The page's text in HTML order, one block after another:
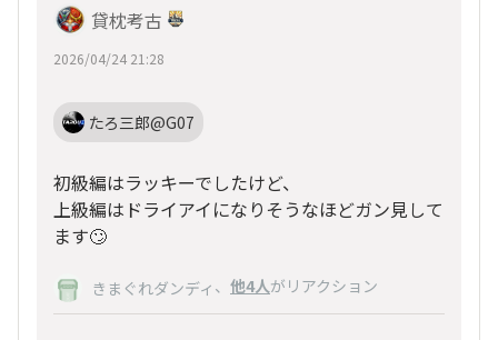
貸枕考古
2026/04/24 21:28
たろ三郎@G07
初級編はラッキーでしたけど、
上級編はドライアイになりそうなほどガン見して
ます🙄
きまぐれダンディ 、 他4人がリアクション